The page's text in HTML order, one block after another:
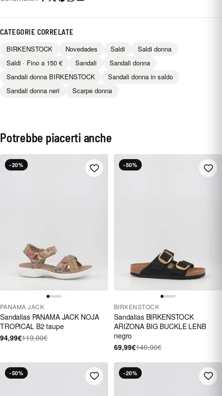
CATEGORIE CORRELATE
BIRKENSTOCK Novedades Saldi
Saldi donna
Saldi · Fino a 150 €
Sandali
Sandali donna
Sandali donna BIRKENSTOCK
Sandali donna in saldo
Sandali donna neri
Scarpe donna
Potrebbe piacerti anche
-20%
PANAMA JACK
Sandalias PANAMA JACK NOJA
TROPICAL B2 taupe
94,99€119,00€
-50%
BIRKENSTOCK
Sandalias BIRKENSTOCK
ARIZONA BIG BUCKLE LENB
negro
69,99€140,00€
-50% -20%